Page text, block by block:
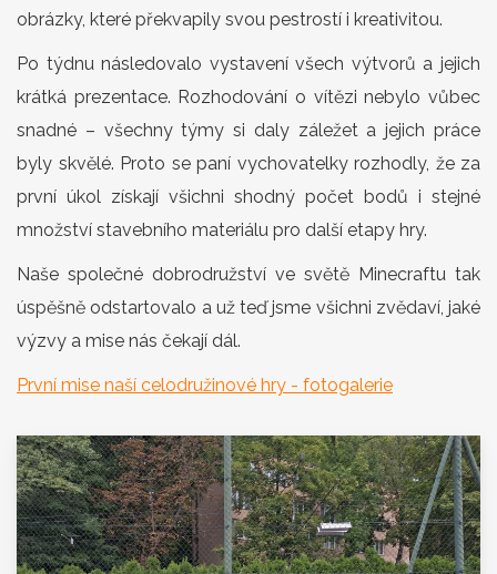
obrázky, které překvapily svou pestrostí i kreativitou.
Po týdnu následovalo vystavení všech výtvorů a jejich
krátká prezentace. Rozhodování o vítězi nebylo vůbec
snadné – všechny týmy si daly záležet a jejich práce
byly skvělé. Proto se paní vychovatelky rozhodly, že za
první úkol získají všichni shodný počet bodů i stejné
množství stavebního materiálu pro další etapy hry.
Naše společné dobrodružství ve světě Minecraftu tak
úspěšně odstartovalo a už teď jsme všichni zvědaví, jaké
výzvy a mise nás čekají dál.
První mise naší celodružinové hry - fotogalerie